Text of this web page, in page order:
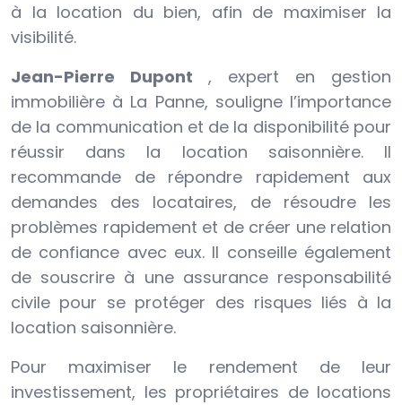
à la location du bien, afin de maximiser la
visibilité.
Jean-Pierre Dupont , expert en gestion
immobilière à La Panne, souligne l’importance
de la communication et de la disponibilité pour
réussir dans la location saisonnière. Il
recommande de répondre rapidement aux
demandes des locataires, de résoudre les
problèmes rapidement et de créer une relation
de confiance avec eux. Il conseille également
de souscrire à une assurance responsabilité
civile pour se protéger des risques liés à la
location saisonnière.
Pour maximiser le rendement de leur
investissement, les propriétaires de locations